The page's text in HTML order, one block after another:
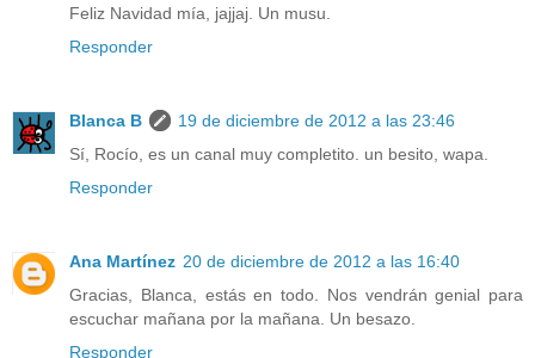
Feliz Navidad mía, jajjaj. Un musu.
Responder
Blanca B
19 de diciembre de 2012 a las 23:46
Sí, Rocío, es un canal muy completito. un besito, wapa.
Responder
Ana Martínez 20 de diciembre de 2012 a las 16:40
Gracias, Blanca, estás en todo. Nos vendrán genial para
escuchar mañana por la mañana. Un besazo.
Responder